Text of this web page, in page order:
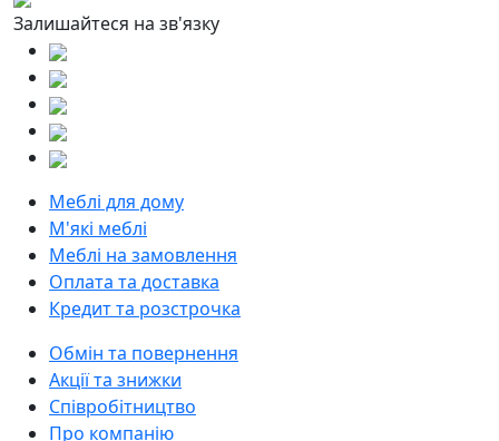
Залишайтеся на зв'язку
Меблі для дому
М'які меблі
Меблі на замовлення
Оплата та доставка
Кредит та розстрочка
Обмін та повернення
Акції та знижки
Співробітництво
Про компанію